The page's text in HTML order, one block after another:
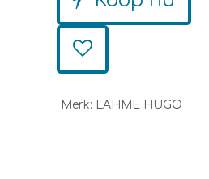
Merk: LAHME HUGO